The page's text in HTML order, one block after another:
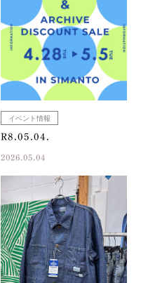
イベント情報
R8.05.04.
2026.05.04